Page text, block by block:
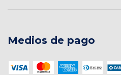
Medios de pago